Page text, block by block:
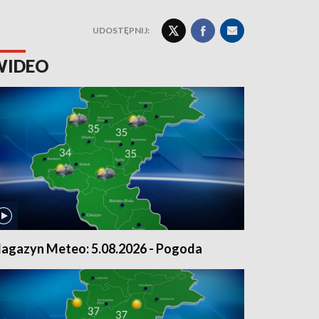
UDOSTĘPNIJ:
Meteo: 5.08.2026 - Pogoda